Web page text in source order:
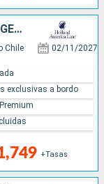
CHILE, ISLAS MALVINAS, URUGUAY, ARGENTINA
Chile 02/11/2027
+Tasas
exclusivas a bordo